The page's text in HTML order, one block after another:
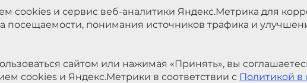
cookies и сервис веб-аналитики Яндекс.Метрика для
посещаемости, понимания источников трафика и
сайтом или нажимая «Принять», вы
cookies и Яндекс.Метрики в соответствии с Политикой